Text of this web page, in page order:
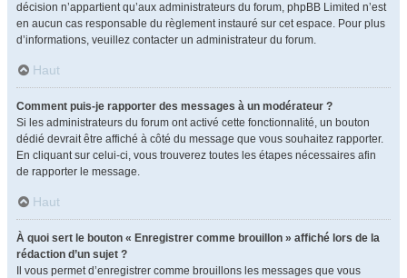
décision n’appartient qu’aux administrateurs du forum, phpBB Limited n’est
en aucun cas responsable du règlement instauré sur cet espace. Pour plus
d’informations, veuillez contacter un administrateur du forum.
Haut
Comment puis-je rapporter des messages à un modérateur ?
Si les administrateurs du forum ont activé cette fonctionnalité, un bouton
dédié devrait être affiché à côté du message que vous souhaitez rapporter.
En cliquant sur celui-ci, vous trouverez toutes les étapes nécessaires afin
de rapporter le message.
Haut
À quoi sert le bouton « Enregistrer comme brouillon » affiché lors de la
rédaction d’un sujet ?
Il vous permet d’enregistrer comme brouillons les messages que vous